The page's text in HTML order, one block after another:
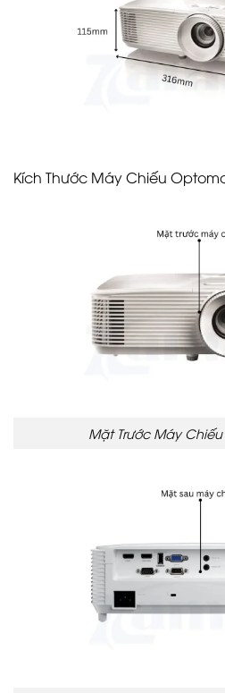
Kích Thước Máy Chiếu
Mặt Trước Máy